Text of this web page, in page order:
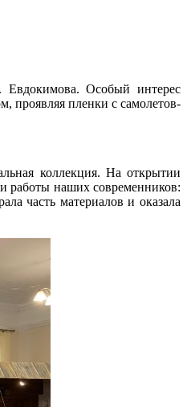
Особый интерес
проявляя пленки с самолетов-
коллекция. На открытии
работы наших современников:
часть материалов и оказала